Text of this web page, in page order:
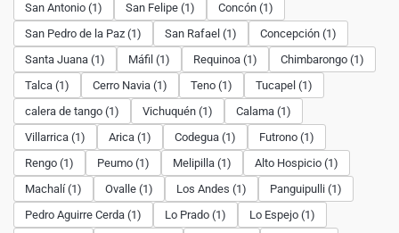
San Antonio (1)
San Felipe (1)
Concón (1)
San Pedro de la Paz (1)
San Rafael (1)
Concepción (1)
Santa Juana (1)
Máfil (1) Requinoa (1)
Chimbarongo (1)
Talca (1)
Cerro Navia (1) Teno (1)
Tucapel (1)
calera de tango (1)
Vichuquén (1)
Calama (1)
Villarrica (1)
Arica (1) Codegua (1)
Futrono (1)
Rengo (1)
Peumo (1) Melipilla (1)
Alto Hospicio (1)
Machalí (1)
Ovalle (1) Los Andes (1)
Panguipulli (1)
Pedro Aguirre Cerda (1)
Lo Prado (1)
Lo Espejo (1)